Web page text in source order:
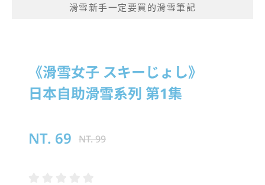
滑雪新手一定要買的滑雪筆記